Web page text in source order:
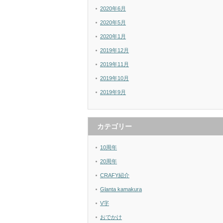
2020年6月
2020年5月
2020年1月
2019年12月
2019年11月
2019年10月
2019年9月
カテゴリー
10周年
20周年
CRAFY紹介
Glanta kamakura
V字
おでかけ